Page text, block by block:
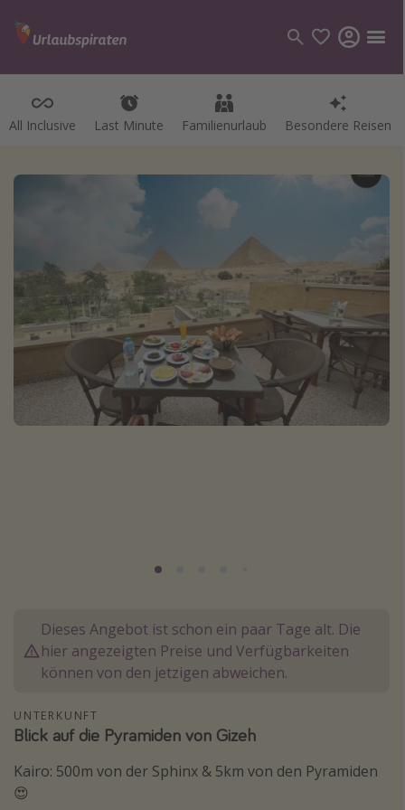
All Inclusive Last Minute Familienurlaub Besondere Reisen
Kategorien
Reiseziele
Alle Reiseziele
Bodensee Urlaub
Gozo Urlaub
Normandie Urlaub
Japan Rundreise
Reisethemen
Alle Reisethemen
Wellnessurlaub
Disneyland Paris
Roadtrips
Dieses Angebot ist schon ein paar Tage alt. Die
hier angezeigten Preise und Verfügbarkeiten
können von den jetzigen abweichen.
UNTERKUNFT
Blick auf die Pyramiden von Gizeh
Kairo: 500m von der Sphinx & 5km von den Pyramiden
😍